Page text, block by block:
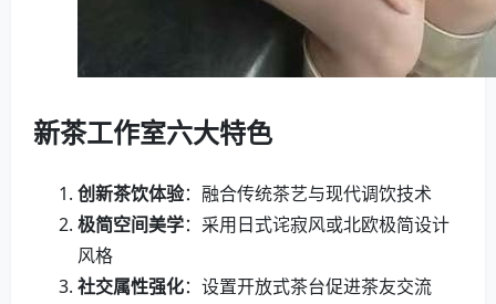
新茶工作室六大特色
创新茶饮体验：融合传统茶艺与现代调饮技术
极简空间美学：采用日式诧寂风或北欧极简设计
风格
社交属性强化：设置开放式茶台促进茶友交流